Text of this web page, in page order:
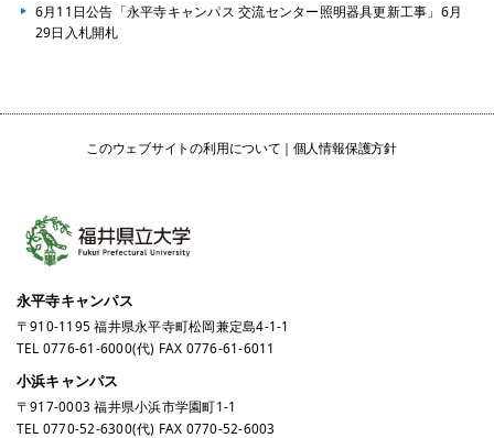
6月11日公告「永平寺キャンパス 交流センター照明器具更新工事」6月
29日入札開札
このウェブサイトの利用について 個人情報保護方針
永平寺キャンパス
〒910-1195 福井県永平寺町松岡兼定島4-1-1
TEL 0776-61-6000(代) FAX 0776-61-6011
小浜キャンパス
〒917-0003 福井県小浜市学園町1-1
TEL 0770-52-6300(代) FAX 0770-52-6003